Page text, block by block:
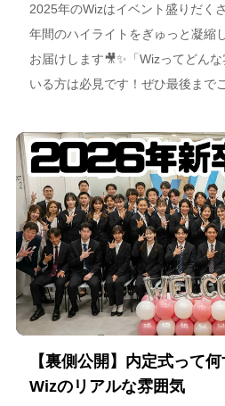
2025年のWizはイベント盛りだく
年間のハイライトをぎゅっと凝縮
お届けします🎥✨「Wizってどん
いる方は必見です！ぜひ最後まで
【裏側公開】内定式って
Wizのリアルな雰囲気